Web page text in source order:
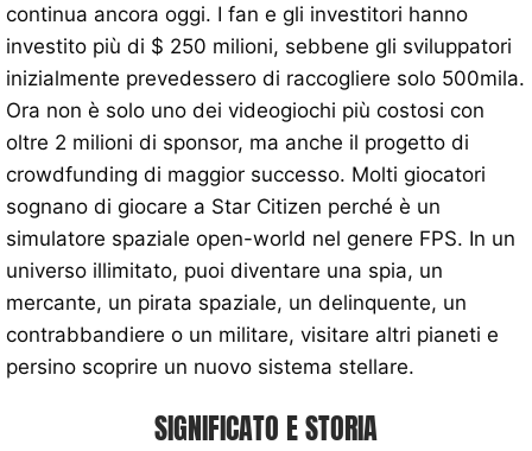
continua ancora oggi. I fan e gli investitori hanno
investito più di $ 250 milioni, sebbene gli sviluppatori
inizialmente prevedessero di raccogliere solo 500mila.
Ora non è solo uno dei videogiochi più costosi con
oltre 2 milioni di sponsor, ma anche il progetto di
crowdfunding di maggior successo. Molti giocatori
sognano di giocare a Star Citizen perché è un
simulatore spaziale open-world nel genere FPS. In un
universo illimitato, puoi diventare una spia, un
mercante, un pirata spaziale, un delinquente, un
contrabbandiere o un militare, visitare altri pianeti e
persino scoprire un nuovo sistema stellare.
SIGNIFICATO E STORIA